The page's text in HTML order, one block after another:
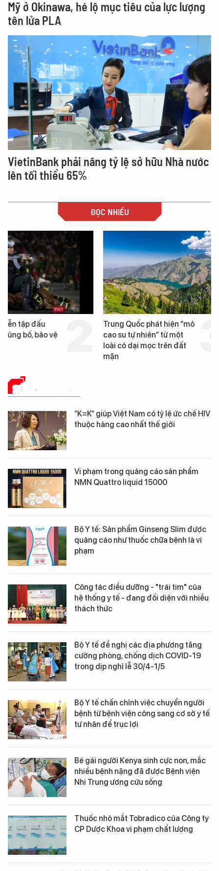
Mỹ ở Okinawa, hé lộ mục tiêu của lực lượng
tên lửa PLA
VietinBank phải nâng tỷ lệ sở hữu Nhà nước
lên tối thiểu 65%
ĐỌC NHIỀU
Trung Quốc phát hiện “mỏ
cao su tự nhiên” từ một
Loạt dự án bất động
Đà Nẵng sắp bị kiểm
SỨC KHỎE 24H
“K=K” giúp Việt Nam có tỷ lệ ức chế HIV
thuộc hàng cao nhất thế giới
Vi phạm trong quảng cáo sản phẩm
NMN Quattro liquid 15000
Bộ Y tế: Sản phẩm Ginseng Slim được
quảng cáo như thuốc chữa bệnh là vi
phạm
Công tác điều dưỡng - "trái tim" của
hệ thống y tế - đang đối diện với nhiều
thách thức
Bộ Y tế đề nghị các địa phương tăng
cường phòng, chống dịch COVID-19
trong dịp nghỉ lễ 30/4-1/5
Bộ Y tế chấn chỉnh việc chuyển người
bệnh từ bệnh viện công sang cơ sở y tế
tư nhân để trục lợi
Bé gái người Kenya sinh cực non, mắc
nhiều bệnh nặng đã được Bệnh viện
Nhi Trung ương cứu sống
Thuốc nhỏ mắt Tobradico của Công ty
CP Dược Khoa vi phạm chất lượng